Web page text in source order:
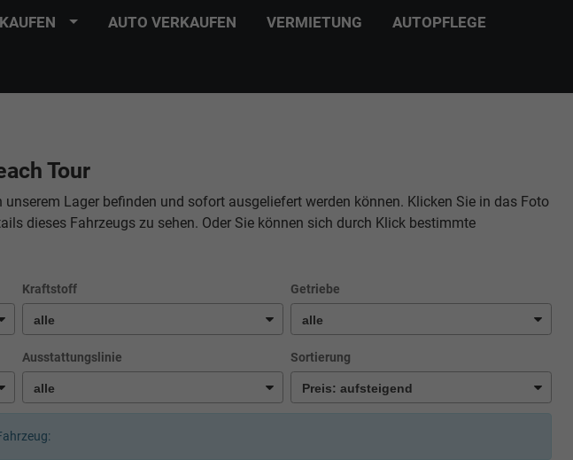
AUTO VERKAUFEN VERMIETUNG AUTOPFLEGE
Tour
unserem Lager befinden und sofort ausgeliefert werden können. Klicken Sie in das Foto
dieses Fahrzeugs zu sehen. Oder Sie können sich durch Klick bestimmte
Kraftstoff Getriebe
Ausstattungslinie Sortierung
Özden Özkara-Budak